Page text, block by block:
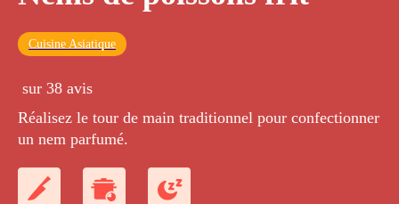
Cuisine Asiatique
sur 38 avis
Réalisez le tour de main traditionnel pour confectionner
un nem parfumé.